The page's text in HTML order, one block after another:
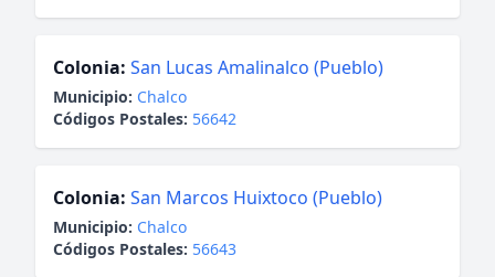
Colonia: San Lucas Amalinalco (Pueblo)
Municipio: Chalco
Códigos Postales: 56642
Colonia: San Marcos Huixtoco (Pueblo)
Municipio: Chalco
Códigos Postales: 56643